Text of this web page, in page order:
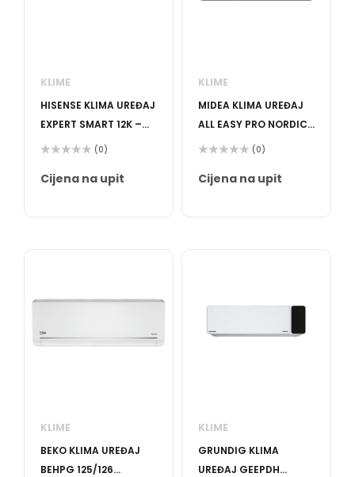
KLIME
HISENSE KLIMA UREĐAJ
EXPERT SMART 12K –
INVERTER
0
od
(0)
Cijena na upit
KLIME
MIDEA KLIMA UREĐAJ
ALL EASY PRO NORDIC
24-KA INVERTER
0
od
(0)
Cijena na upit
KLIME
BEKO KLIMA UREĐAJ
BEHPG 125/126
KLIME
GRUNDIG KLIMA
UREĐAJ GEEPDH